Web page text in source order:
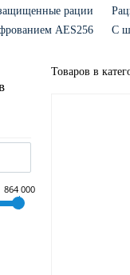
рации
AES256 С
864 000
Товаров в